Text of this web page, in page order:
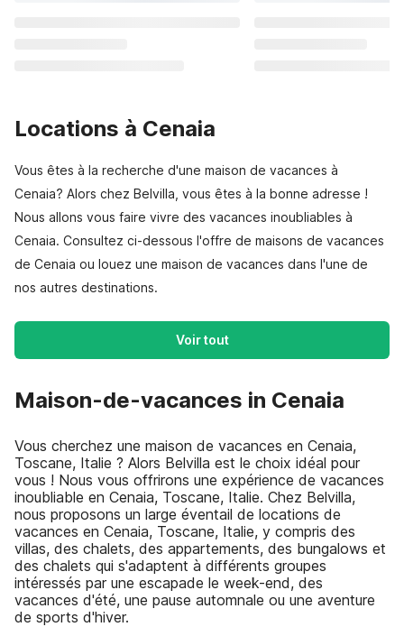
Locations à Cenaia
Vous êtes à la recherche d'une maison de vacances à
Cenaia? Alors chez Belvilla, vous êtes à la bonne adresse !
Nous allons vous faire vivre des vacances inoubliables à
Cenaia. Consultez ci-dessous l'offre de maisons de vacances
de Cenaia ou louez une maison de vacances dans l'une de
nos autres destinations.
Voir tout
Maison-de-vacances in Cenaia
Vous cherchez une maison de vacances en Cenaia,
Toscane, Italie ? Alors Belvilla est le choix idéal pour
vous ! Nous vous offrirons une expérience de vacances
inoubliable en Cenaia, Toscane, Italie. Chez Belvilla,
nous proposons un large éventail de locations de
vacances en Cenaia, Toscane, Italie, y compris des
villas, des chalets, des appartements, des bungalows et
des chalets qui s'adaptent à différents groupes
intéressés par une escapade le week-end, des
vacances d'été, une pause automnale ou une aventure
de sports d'hiver.